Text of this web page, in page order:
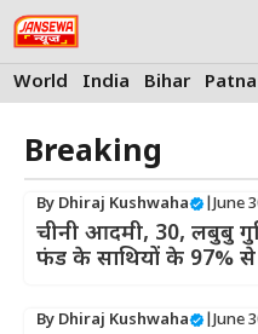
Skip
to
content
World India Bihar Patna
Breaking
By Dhiraj Kushwaha June
चीनी आदमी, 30, लबुबु
फंड के साथियों के 97% से
By Dhiraj Kushwaha June